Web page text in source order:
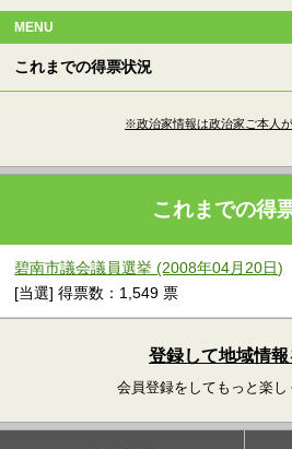
MENU
これまでの得票状況
※政治家情報は政治家ご本人
これまでの得
碧南市議会議員選挙 (2008年04月20日)
[当選] 得票数：1,549 票
登録して地域情
会員登録をしてもっと楽し